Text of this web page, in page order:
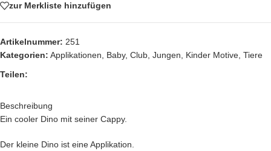
zur Merkliste hinzufügen
Artikelnummer: 251
Kategorien: Applikationen Baby, Club Jungen Kinder Motive Tiere
Teilen:
Beschreibung
Ein cooler Dino mit seiner Cappy.
Der kleine Dino ist eine Applikation.